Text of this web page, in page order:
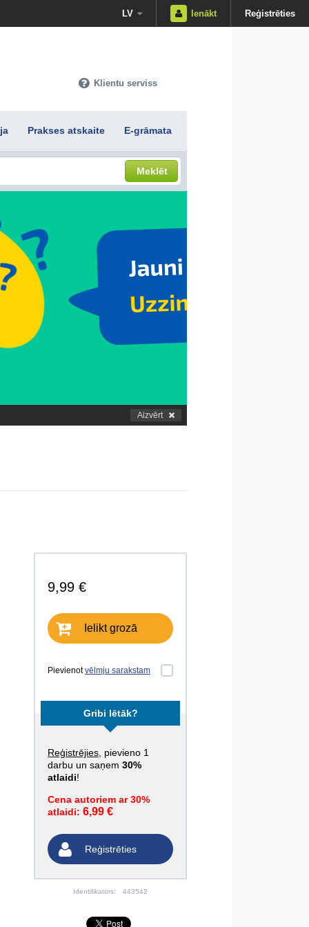
LV Ienākt Reģistrēties
Klientu serviss
Prakses atskaite E-grāmata
Meklēt
Aizvērt
9,99 €
Ielikt grozā
Pievienotvēlmju sarakstam
Gribi lētāk?
Reģistrējies , pievieno 1
darbu un saņem 30%
atlaidi!
Cena autoriem ar 30%
atlaidi: 6,99 €
Reģistrēties
Identifikators: 443542